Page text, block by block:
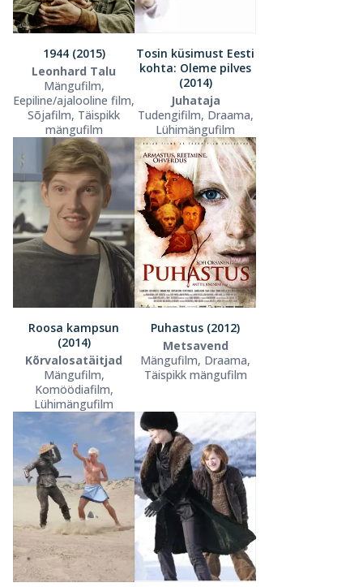
1944 (2015)
Leonhard Talu
Mängufilm,
Eepiline/ajalooline film,
Sõjafilm, Täispikk
mängufilm
Tosin küsimust Eesti
kohta: Oleme pilves
(2014)
Juhataja
Tudengifilm, Draama,
Lühimängufilm
Roosa kampsun
(2014)
Kõrvalosatäitjad
Mängufilm,
Komöödiafilm,
Lühimängufilm
Puhastus (2012)
Metsavend
Mängufilm, Draama,
Täispikk mängufilm